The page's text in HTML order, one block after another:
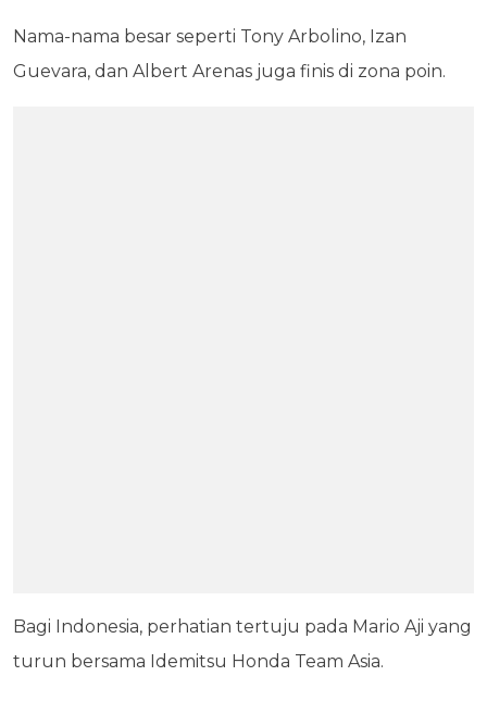
Nama-nama besar seperti Tony Arbolino, Izan
Guevara, dan Albert Arenas juga finis di zona poin.
Bagi Indonesia, perhatian tertuju pada Mario Aji yang
turun bersama Idemitsu Honda Team Asia.